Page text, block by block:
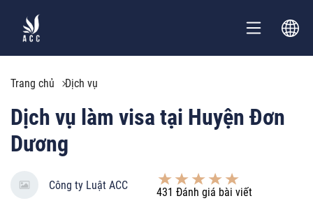
Trang chủ Dịch vụ
Dịch vụ làm visa tại Huyện Đơn
Dương
Công ty Luật ACC
431 Đánh giá bài viết